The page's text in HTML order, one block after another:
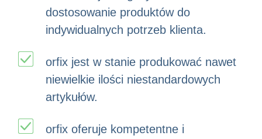
dostosowanie produktów do
indywidualnych potrzeb klienta.
orfix jest w stanie produkować nawet
niewielkie ilości niestandardowych
artykułów.
orfix oferuje kompetentne i